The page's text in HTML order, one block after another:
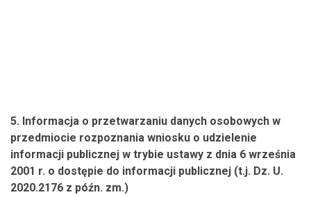
5. Informacja o przetwarzaniu danych osobowych w
przedmiocie rozpoznania wniosku o udzielenie
informacji publicznej w trybie ustawy z dnia 6 września
2001 r. o dostępie do informacji publicznej (t.j. Dz. U.
2020.2176 z późn. zm.)